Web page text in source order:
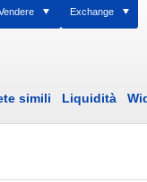
Exchange
simili Liquidità